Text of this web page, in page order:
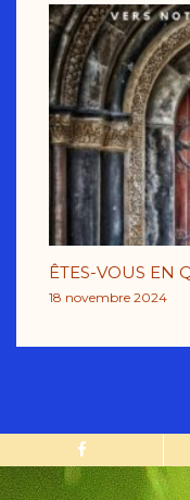
ÊTES-VOUS EN
18 novembre 2024